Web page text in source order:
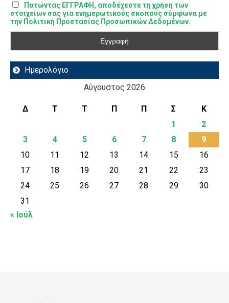
Πατώντας ΕΓΓΡΑΦΗ, αποδέχεστε τη χρήση των
στοιχείων σας για ενημερωτικούς σκοπούς σύμφωνα με
την Πολιτική Προστασίας Προσωπικών Δεδομένων.
Ημερολόγιο
Αύγουστος 2026
Δ Τ Τ Π Π Σ
Κ
1
2
3
4 5 6 7 8
9
10
11 12 13 14 15
16
17
18 19 20 21 22
23
24
25 26 27 28 29
30
31
« Ιούλ